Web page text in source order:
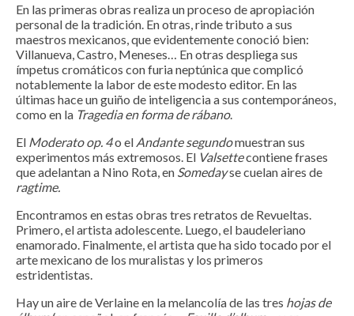
En las primeras obras realiza un proceso de apropiación
personal de la tradición. En otras, rinde tributo a sus
maestros mexicanos, que evidentemente conoció bien:
Villanueva, Castro, Meneses… En otras despliega sus
ímpetus cromáticos con furia neptúnica que complicó
notablemente la labor de este modesto editor. En las
últimas hace un guiño de inteligencia a sus contemporáneos,
como en la Tragedia en forma de rábano.
El Moderato op. 4o el Andante segundomuestran sus
experimentos más extremosos. El Valsettecontiene frases
que adelantan a Nino Rota, en Somedayse cuelan aires de
ragtime.
Encontramos en estas obras tres retratos de Revueltas.
Primero, el artista adolescente. Luego, el baudeleriano
enamorado. Finalmente, el artista que ha sido tocado por el
arte mexicano de los muralistas y los primeros
estridentistas.
Hay un aire de Verlaine en la melancolía de las tres hojas de